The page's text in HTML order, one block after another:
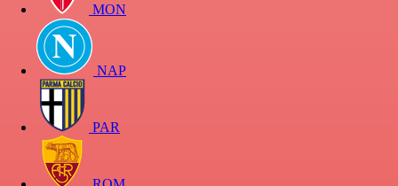
MON
NAP
PAR